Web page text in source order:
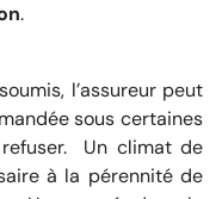
.
l’assureur peut
sous certaines
Un climat de
à la pérennité de